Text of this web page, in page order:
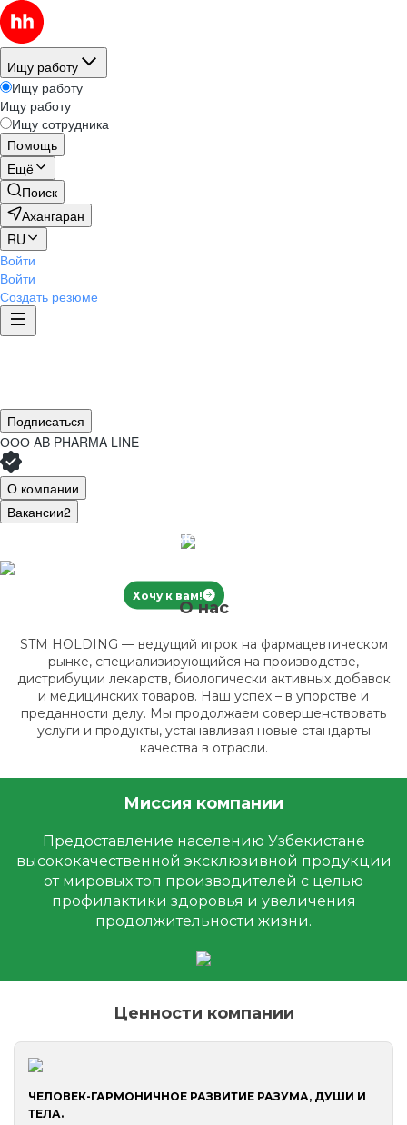
Ищу работу
Ищу работу
Ищу работу
Ищу сотрудника
Помощь
Ещё
Поиск
Ахангаран
RU
Войти
Войти
Создать резюме
Подписаться
ООО AB PHARMA LINE
О компании
Вакансии2
Станьте частью нашей команды
Хочу к вам! Наш сайт
О нас
STM HOLDING — ведущий игрок на фармацевтическом
рынке, специализирующийся на производстве,
дистрибуции лекарств, биологически активных добавок
и медицинских товаров. Наш успех – в упорстве и
преданности делу. Мы продолжаем совершенствовать
услуги и продукты, устанавливая новые стандарты
качества в отрасли.
Миссия компании
Предоставление населению Узбекистане
высококачественной эксклюзивной продукции
от мировых топ производителей с целью
профилактики здоровья и увеличения
продолжительности жизни.
Ценности компании
ЧЕЛОВЕК-ГАРМОНИЧНОЕ РАЗВИТИЕ РАЗУМА, ДУШИ И
ТЕЛА.